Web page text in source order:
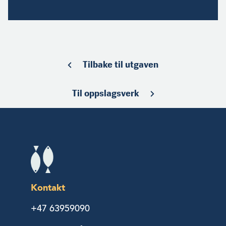
Tilbake til utgaven
Til oppslagsverk
Kontakt
+47 63959090